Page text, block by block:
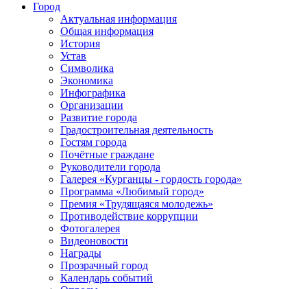
Город
Актуальная информация
Общая информация
История
Устав
Символика
Экономика
Инфографика
Организации
Развитие города
Градостроительная деятельность
Гостям города
Почётные граждане
Руководители города
Галерея «Курганцы - гордость города»
Программа «Любимый город»
Премия «Трудящаяся молодежь»
Противодействие коррупции
Фотогалерея
Видеоновости
Награды
Прозрачный город
Календарь событий